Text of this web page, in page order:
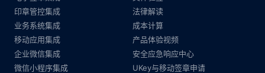
印章管控集成
业务系统集成
移动应用集成
企业微信集成
微信小程序集成
法律解读
成本计算
产品体验视频
安全应急响应中心
UKey与移动签章申请